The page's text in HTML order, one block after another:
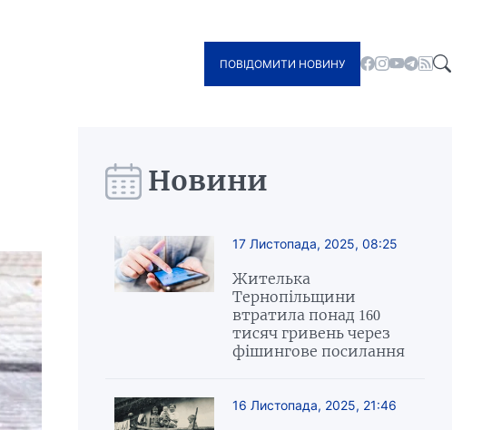
ПОВІДОМИТИ НОВИНУ
Новини
17 Листопада, 2025, 08:25
Жителька
Тернопільщини
втратила понад 160
тисяч гривень через
фішингове посилання
16 Листопада, 2025, 21:46